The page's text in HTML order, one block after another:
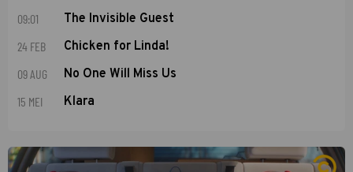
09:01 The Invisible Guest
24 FEB Chicken for Linda!
09 AUG No One Will Miss Us
15 MEI Klara